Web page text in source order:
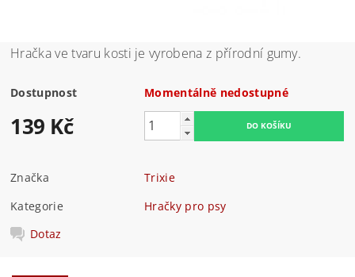
Hračka ve tvaru kosti je vyrobena z přírodní gumy.
Dostupnost Momentálně nedostupné
139 Kč
Značka
Trixie
Kategorie
Hračky pro psy
Dotaz